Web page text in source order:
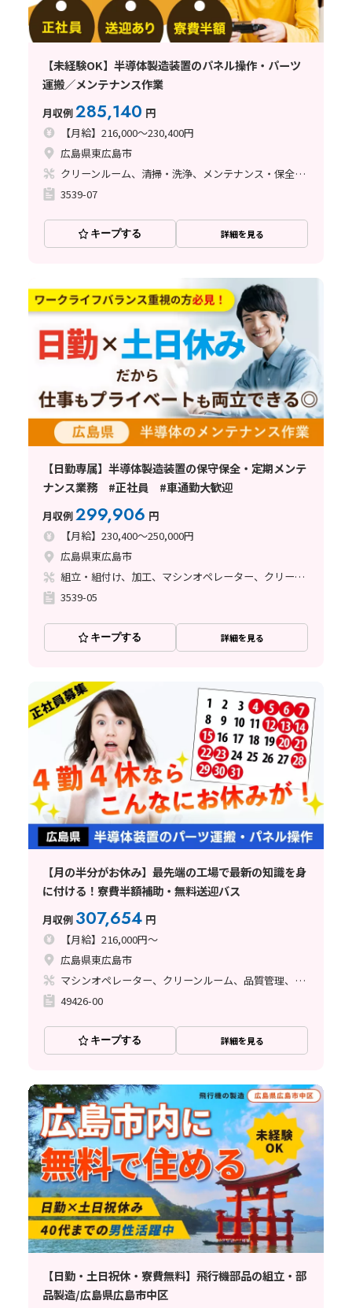
【未経験OK】半導体製造装置のパネル操作・パーツ
運搬／メンテナンス作業
月収例285,140 円
【月給】216,000～230,400円
広島県東広島市
クリーンルーム、清掃・洗浄、メンテナンス・保全、立ち作業
3539-07
キープする 詳細を見る
【日勤専属】半導体製造装置の保守保全・定期メンテ
ナンス業務 #正社員 #車通勤大歓迎
月収例299,906 円
【月給】230,400～250,000円
広島県東広島市
組立・組付け、加工、マシンオペレーター、クリーンルーム、清掃・洗浄、メンテナンス・保全、立ち作業
3539-05
キープする 詳細を見る
【月の半分がお休み】最先端の工場で最新の知識を身
に付ける！寮費半額補助・無料送迎バス
月収例 307,654 円
【月給】216,000円～
広島県東広島市
マシンオペレーター、クリーンルーム、品質管理、座り作業、立ち作業
49426-00
キープする 詳細を見る
【日勤・土日祝休・寮費無料】飛行機部品の組立・部
品製造/広島県広島市中区